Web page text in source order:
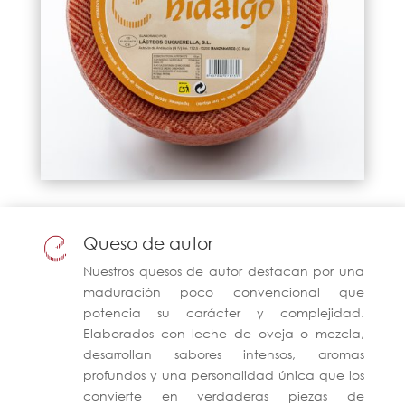
Queso de autor
Nuestros quesos de autor destacan por una
maduración poco convencional que
potencia su carácter y complejidad.
Elaborados con leche de oveja o mezcla,
desarrollan sabores intensos, aromas
profundos y una personalidad única que los
convierte en verdaderas piezas de